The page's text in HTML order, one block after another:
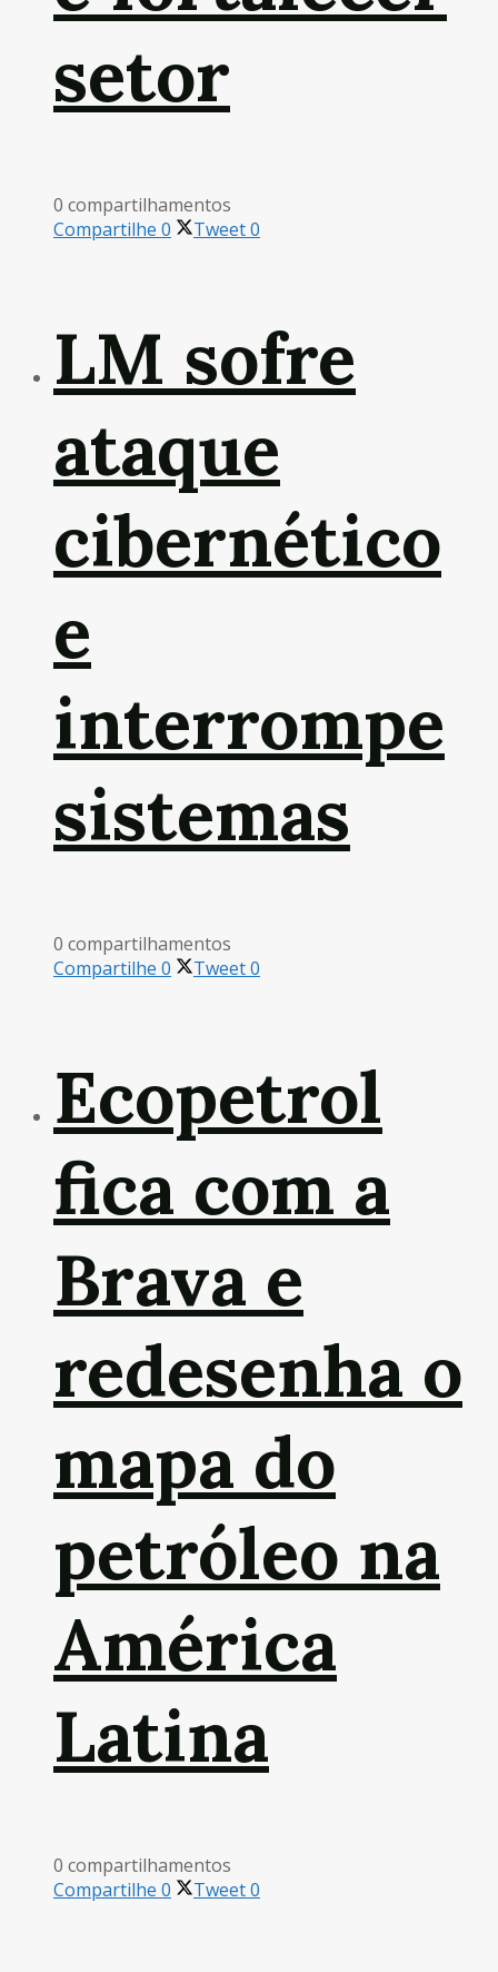
setor
0 compartilhamentos
Compartilhe 0 Tweet0
LM sofre
ataque
cibernético
e
interrompe
sistemas
0 compartilhamentos
Compartilhe 0 Tweet0
Ecopetrol
fica com a
Brava e
redesenha o
mapa do
petróleo na
América
Latina
0 compartilhamentos
Compartilhe 0 Tweet0